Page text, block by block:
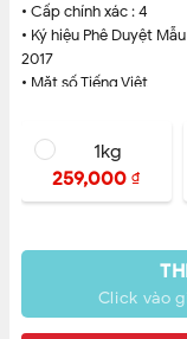
• Cấp chính xác : 4
• Ký hiệu Phê Duyệt
2017
• Mặt số Tiếng Việt
1kg
259,000₫
Click vào